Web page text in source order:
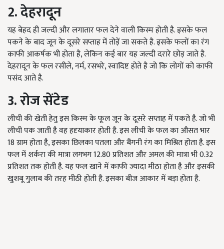
2. देहरादून
यह बेहद ही जल्दी और लगातार फल देने वाली किस्म होती है. इसके फल
पकने के बाद जून के दूसरे सप्ताह में तोड़ें जा सकते है. इसके फलों का रंग
काफी आकर्षक भी होता है, लेकिन कई बार यह जल्दी दरारे छोड़ जाते है.
देहरादून के फल रसीले, नर्म, रसभरे, स्वादिष्ट होते है जो कि लोगों को काफी
पसंद आते है.
3. रोज सेंटेड
लीची की खेती हेतु इस किस्म के फूल जून के दूसरे सप्ताह में पकते है. जो भी
लीची पक जाती है वह हदृयाकार होती है. इस लीची के फल का औसत भार
18 ग्राम होता है, इसका छिलका पतला और बैंगनी रंग का मिश्रित होता है. इस
फल में शर्करा की मात्रा लगभग 12.80 प्रतिशत और अमल की मात्रा भी 0.32
प्रतिशत तक होती है. यह फल खाने में काफी ज्यादा मीठा होता है और इसकी
खुशबू गुलाब की तरह मीठी होती है. इसका बीज आकार में बड़ा होता है.